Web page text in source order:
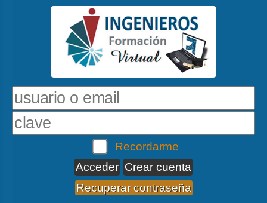
Recordarme
Crear cuenta
Recuperar contraseña